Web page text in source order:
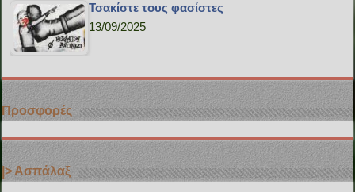
Τσακίστε τους φασίστες
13/09/2025
Προσφορές
|> Ασπάλαξ